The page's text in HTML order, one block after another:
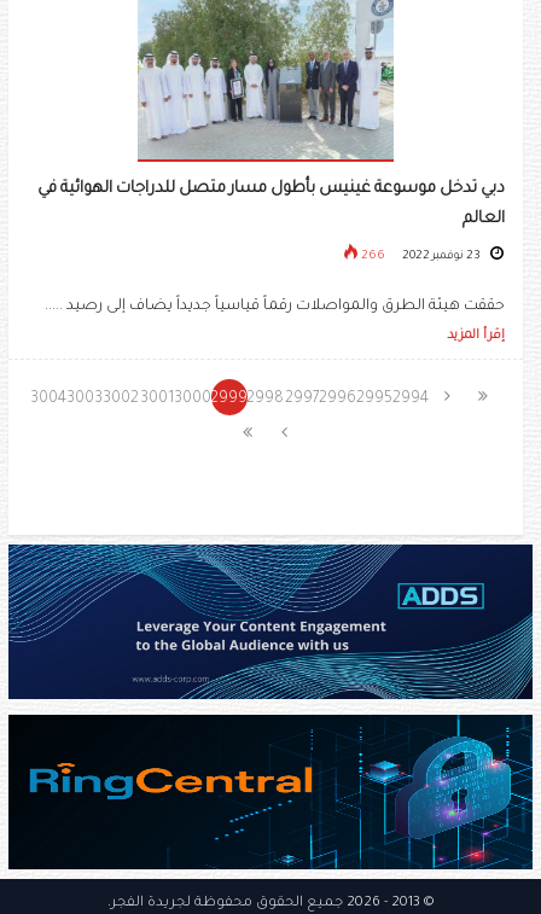
دبي تدخل موسوعة غينيس بأطول مسار متصل للدراجات الهوائية في
العالم
266
حققت هيئة الطرق والمواصلات رقماً قياسياً جديداً يضاف إلى رصيد .....
إقرأ المزيد
2994
2995
2996
2997
2998
2999
3000
3001
3002
3003
3004
© 2013 - 2026 جميع الحقوق محفوظة لجريدة الفجر.